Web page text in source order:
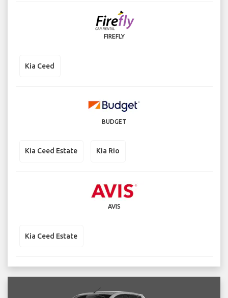
FIREFLY
Kia Ceed
BUDGET
Kia Ceed Estate Kia Rio
AVIS
Kia Ceed Estate